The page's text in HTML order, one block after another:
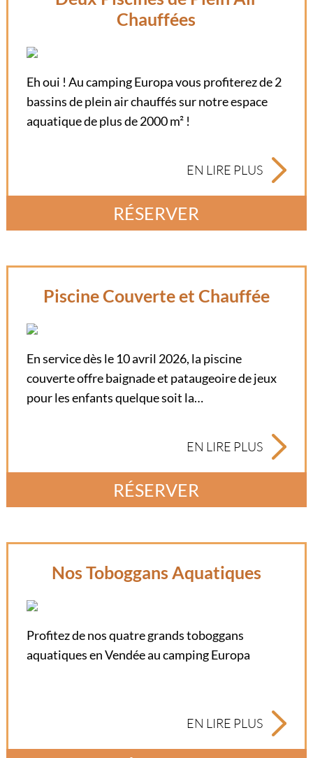
Chauffées
Eh oui ! Au camping Europa vous profiterez de 2
bassins de plein air chauffés sur notre espace
aquatique de plus de 2000 m² !
EN LIRE PLUS
RÉSERVER
Piscine Couverte et Chauffée
En service dès le 10 avril 2026, la piscine
couverte offre baignade et pataugeoire de jeux
pour les enfants quelque soit la…
EN LIRE PLUS
RÉSERVER
Nos Toboggans Aquatiques
Profitez de nos quatre grands toboggans
aquatiques en Vendée au camping Europa
EN LIRE PLUS